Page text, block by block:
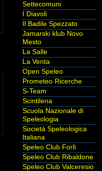
Settecomuni
I Diavoli
Il Badile Spezzato
Jamarski klub Novo
Mesto
La Salle
La Venta
Open Speleo
Prometeo Ricerche
S-Team
Scintilena
Scuola Nazionale di
Speleologia
Società Speleologica
Italiana
Speleo Club Forlì
Speleo Club Ribaldone
Speleo Club Valceresio